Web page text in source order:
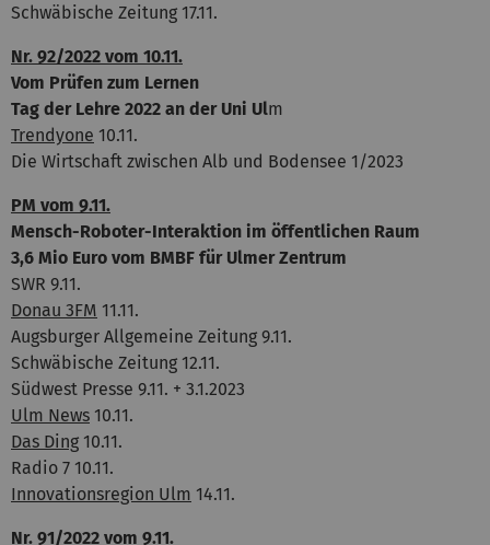
Schwäbische Zeitung 17.11.
Nr. 92/2022 vom 10.11.
Vom Prüfen zum Lernen
Tag der Lehre 2022 an der Uni Ulm
Trendyone 10.11.
Die Wirtschaft zwischen Alb und Bodensee 1/2023
PM vom 9.11.
Mensch-Roboter-Interaktion im öffentlichen Raum
3,6 Mio Euro vom BMBF für Ulmer Zentrum
SWR 9.11.
Donau 3FM 11.11.
Augsburger Allgemeine Zeitung 9.11.
Schwäbische Zeitung 12.11.
Südwest Presse 9.11. + 3.1.2023
Ulm News 10.11.
Das Ding 10.11.
Radio 7 10.11.
Innovationsregion Ulm 14.11.
Nr. 91/2022 vom 9.11.